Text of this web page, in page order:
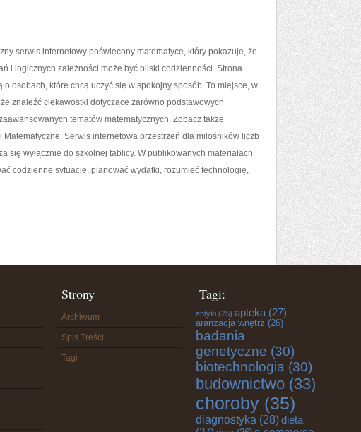
serwis internetowy poświęcony matematyce, który pokazuje, że
i logicznych zależności może być bliski codzienności. Strona
o osobach, które chcą uczyć się w spokojny sposób. To miejsce, w
znaleźć ciekawostki dotyczące zarówno podstawowych
tematów matematycznych. Zobacz także
Matematyczne. Serwis internetowa przestrzeń dla miłośników liczb
wyłącznie do szkolnej tablicy. W publikowanych materiałach
codzienne sytuacje, planować wydatki, rozumieć technologię,
Strony
Archiwum
Spis Treści
Tagi
Tagi:
antyki (25) apteka (27)
aranżacja wnętrz (26)
badania
genetyczne (30)
biotechnologia (30)
budownictwo (33)
choroby (35)
diagnostyka (28)dieta